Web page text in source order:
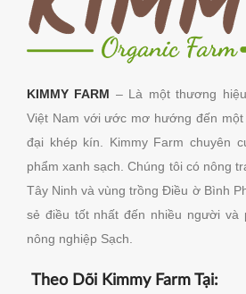
KIMMY FARM – Là một thương
Việt Nam với ước mơ hướng đến một
đại khép kín. Kimmy Farm chuyên
phẩm xanh sạch. Chúng tôi có nông
Tây Ninh và vùng trồng Điều ờ Bình
sẻ điều tốt nhất đến nhiều người và
nông nghiệp Sạch.
Theo Dõi Kimmy Farm Tại: